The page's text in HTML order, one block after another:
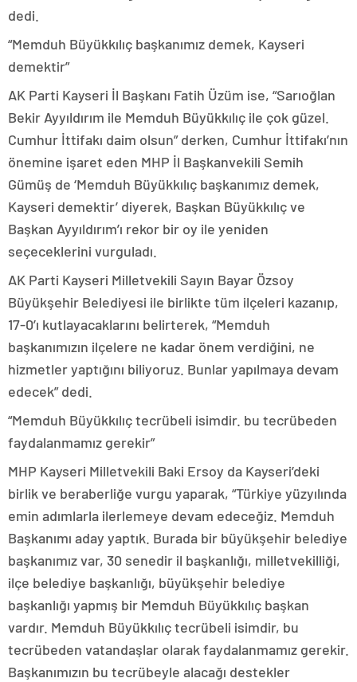
dedi.
“Memduh Büyükkılıç başkanımız demek, Kayseri
demektir”
AK Parti Kayseri İl Başkanı Fatih Üzüm ise, “Sarıoğlan
Bekir Ayyıldırım ile Memduh Büyükkılıç ile çok güzel.
Cumhur İttifakı daim olsun” derken, Cumhur İttifakı’nın
önemine işaret eden MHP İl Başkanvekili Semih
Gümüş de ‘Memduh Büyükkılıç başkanımız demek,
Kayseri demektir’ diyerek, Başkan Büyükkılıç ve
Başkan Ayyıldırım’ı rekor bir oy ile yeniden
seçeceklerini vurguladı.
AK Parti Kayseri Milletvekili Sayın Bayar Özsoy
Büyükşehir Belediyesi ile birlikte tüm ilçeleri kazanıp,
17-0’ı kutlayacaklarını belirterek, “Memduh
başkanımızın ilçelere ne kadar önem verdiğini, ne
hizmetler yaptığını biliyoruz. Bunlar yapılmaya devam
edecek” dedi.
“Memduh Büyükkılıç tecrübeli isimdir. bu tecrübeden
faydalanmamız gerekir”
MHP Kayseri Milletvekili Baki Ersoy da Kayseri’deki
birlik ve beraberliğe vurgu yaparak, “Türkiye yüzyılında
emin adımlarla ilerlemeye devam edeceğiz. Memduh
Başkanımı aday yaptık. Burada bir büyükşehir belediye
başkanımız var, 30 senedir il başkanlığı, milletvekilliği,
ilçe belediye başkanlığı, büyükşehir belediye
başkanlığı yapmış bir Memduh Büyükkılıç başkan
vardır. Memduh Büyükkılıç tecrübeli isimdir, bu
tecrübeden vatandaşlar olarak faydalanmamız gerekir.
Başkanımızın bu tecrübeyle alacağı destekler